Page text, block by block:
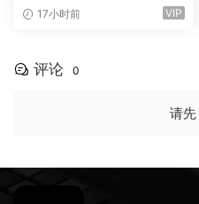
叠加电影短片剪辑转场过渡
17小时前 VIP
评论 0
请先